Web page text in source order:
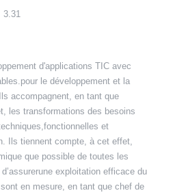
3.31
d'applications TIC avec
le développement et la
accompagnent, en tant que
les transformations des besoins
et
Ils tiennent compte, à cet effet,
que possible de toutes les
exploitation efficace du
en mesure, en tant que chef de